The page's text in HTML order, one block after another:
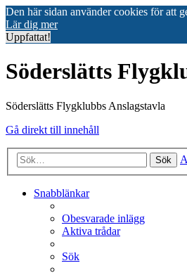
Den här sidan använder cookies för att
Lär dig mer
Uppfattat!
Söderslätts
Söderslätts Flygklubbs Anslagstavla
Gå direkt till innehåll
Sök
Snabblänkar
Obesvarade inlägg
Aktiva trådar
Sök